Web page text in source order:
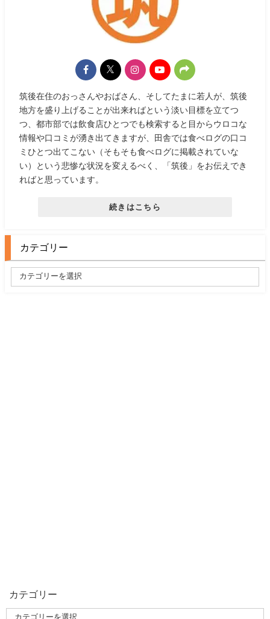
筑後在住のおっさんやおばさん、そしてたまに若人が、筑後
地方を盛り上げることが出来ればという淡い目標を立てつ
つ、都市部では飲食店ひとつでも検索すると目からウロコな
情報や口コミが湧き出てきますが、田舎では食べログの口コ
ミひとつ出てこない（そもそも食べログに掲載されていな
い）という悲惨な状況を変えるべく、「筑後」をお伝えでき
ればと思っています。
続きはこちら
カテゴリー
カテゴリー